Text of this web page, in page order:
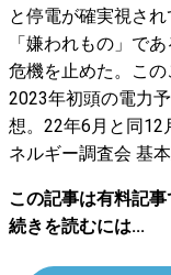
と停電が確実視さ
「嫌われもの」で
危機を止めた。こ
2023年初頭の電力
想。22年6月と同12
ネルギー調査会 基
この記事は有料記事
続きを読むには...